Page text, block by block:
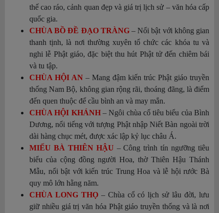
thế cao ráo, cảnh quan đẹp và giá trị lịch sử – văn hóa cấp
quốc gia.
CHÙA BỒ ĐỀ ĐẠO TRÀNG – Nổi bật với không gian
thanh tịnh, là nơi thường xuyên tổ chức các khóa tu và
nghi lễ Phật giáo, đặc biệt thu hút Phật tử đến chiêm bái
và tu tập.
CHÙA HỘI AN – Mang đậm kiến trúc Phật giáo truyền
thống Nam Bộ, không gian rộng rãi, thoáng đãng, là điểm
đến quen thuộc để cầu bình an và may mắn.
CHÙA HỘI KHÁNH – Ngôi chùa cổ tiêu biểu của Bình
Dương, nổi tiếng với tượng Phật nhập Niết Bàn ngoài trời
dài hàng chục mét, được xác lập kỷ lục châu Á.
MIẾU BÀ THIÊN HẬU – Công trình tín ngưỡng tiêu
biểu của cộng đồng người Hoa, thờ Thiên Hậu Thánh
Mẫu, nổi bật với kiến trúc Trung Hoa và lễ hội rước Bà
quy mô lớn hằng năm.
CHÙA LONG THỌ – Chùa cổ có lịch sử lâu đời, lưu
giữ nhiều giá trị văn hóa Phật giáo truyền thống và là nơi